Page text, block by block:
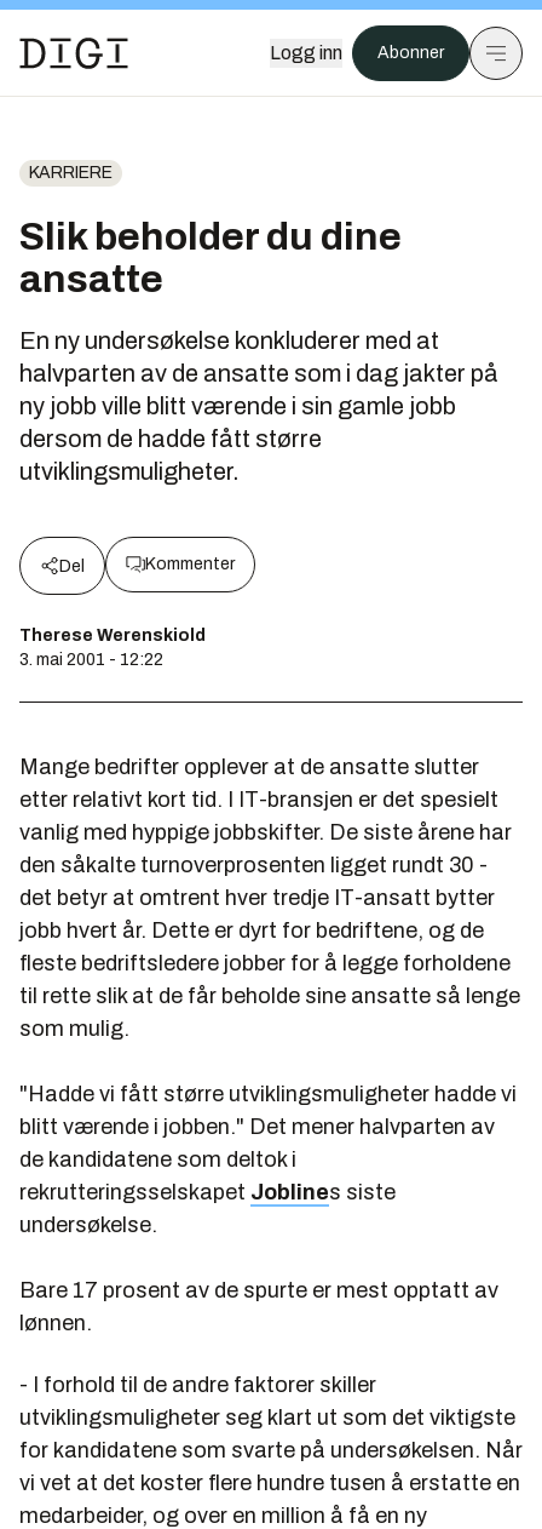
Logg inn Abonner
KARRIERE
Slik beholder du dine
ansatte
En ny undersøkelse konkluderer med at
halvparten av de ansatte som i dag jakter på
ny jobb ville blitt værende i sin gamle jobb
dersom de hadde fått større
utviklingsmuligheter.
Del Kommenter
Therese Werenskiold
3. mai 2001 - 12:22
Mange bedrifter opplever at de ansatte slutter
etter relativt kort tid. I IT-bransjen er det spesielt
vanlig med hyppige jobbskifter. De siste årene har
den såkalte turnoverprosenten ligget rundt 30 -
det betyr at omtrent hver tredje IT-ansatt bytter
jobb hvert år. Dette er dyrt for bedriftene, og de
fleste bedriftsledere jobber for å legge forholdene
til rette slik at de får beholde sine ansatte så lenge
som mulig.
"Hadde vi fått større utviklingsmuligheter hadde vi
blitt værende i jobben." Det mener halvparten av
de kandidatene som deltok i
rekrutteringsselskapet Joblines siste
undersøkelse.
Bare 17 prosent av de spurte er mest opptatt av
lønnen.
- I forhold til de andre faktorer skiller
utviklingsmuligheter seg klart ut som det viktigste
for kandidatene som svarte på undersøkelsen. Når
vi vet at det koster flere hundre tusen å erstatte en
medarbeider, og over en million å få en ny